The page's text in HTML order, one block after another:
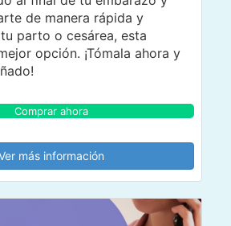
de manera rápida y
parto o cesárea, esta
opción. ¡Tómala ahora y
Comprar ahora
más información